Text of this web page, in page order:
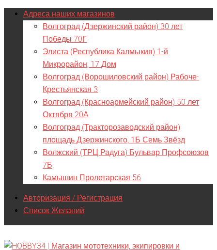
Адреса наших магазинов
Волгоград (Дзержинский район) 30 лет
Победы 70Г
Элиста (Республика Калмыкия) 1-й
Микрорайон, 17 Дом
Волгоград (Ворошиловский район) Рабоче-
Крестьянская 3
Волгоград (Красноармейский район) 50 лет
Октября 20А
Волгоград (Тракторозаводский район)
площадь Дзержинского, 1Б Семь Звёзд
Волжский (ТРЦ Радуга) Бульвар Профсоюзов
7Б
Камышин Пролетарская 56
Авторизация / Регистрация
Список Желаний